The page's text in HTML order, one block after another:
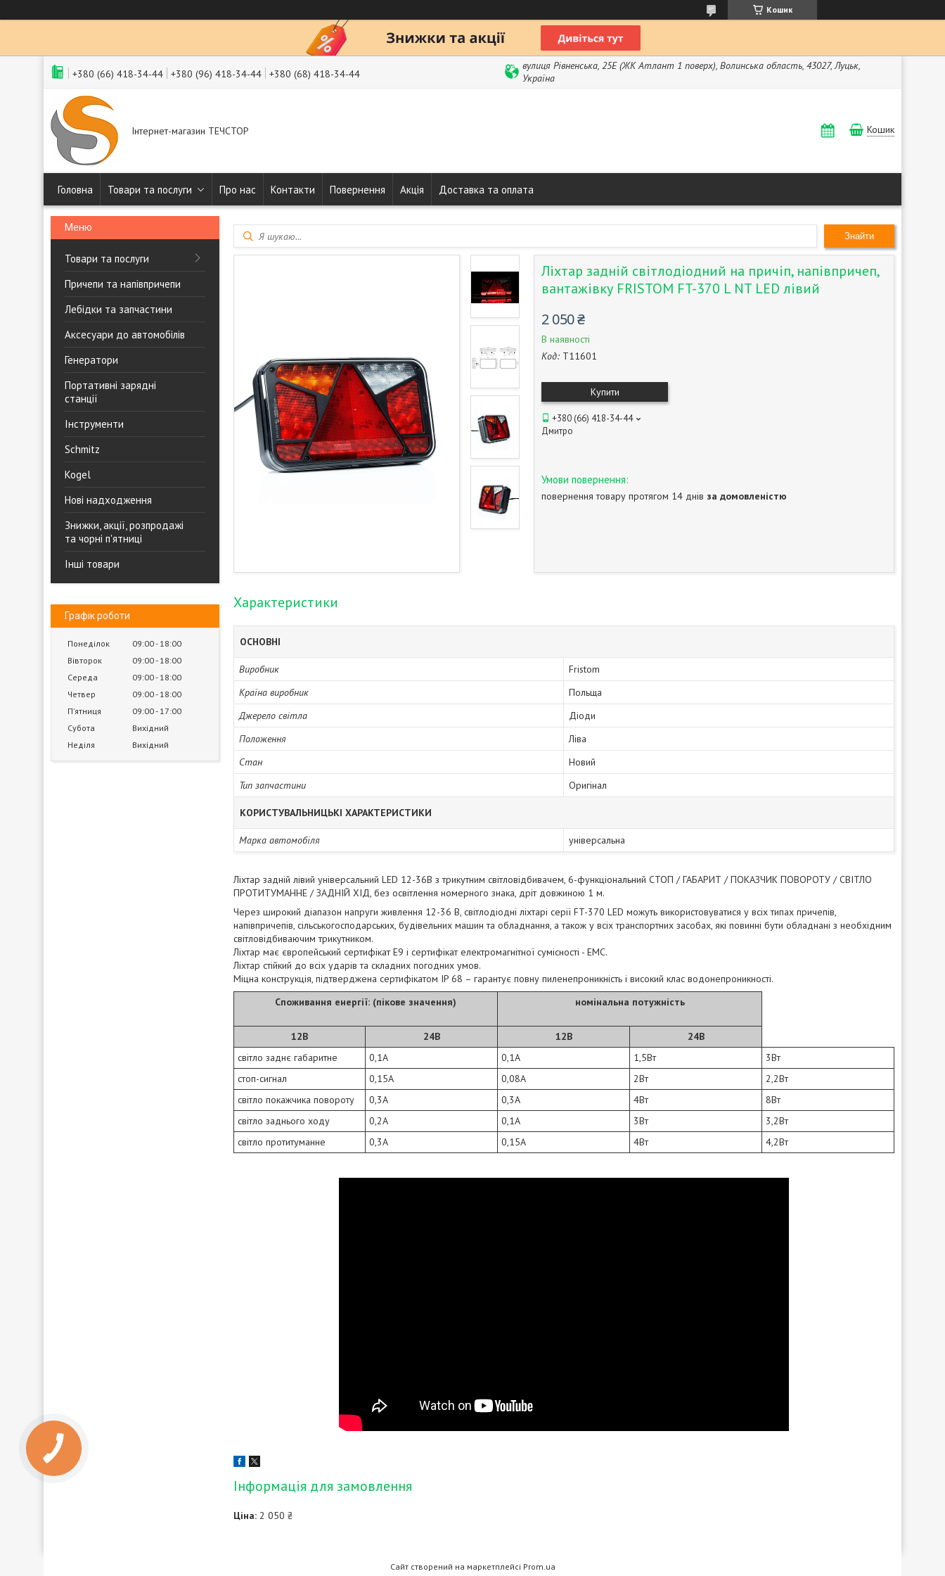
Кошик
+380 (66) 418-34-44 +380 (96) 418-34-44 +380 (68) 418-34-44
вулиця Рівненська, 25Е (ЖК Атлант 1 поверх), Волинська область, 43027, Луцьк,
Україна
Інтернет-магазин ТЕЧСТОР Кошик
Головна Товари та послуги Про нас Контакти Повернення Акція Доставка та оплата
Товари та послуги
Причепи та напівпричепи
Лебідки та запчастини
Аксесуари до автомобілів
Генератори
Портативні зарядні
станції
Інструменти
Schmitz
Kogel
Нові надходження
Знижки, акції, розпродажі
та чорні п'ятниці
Інші товари
Графік роботи
Понеділок 09:00 18:00
Вівторок
09:00 18:00
Середа
09:00 18:00
Четвер
09:00 18:00
Пʼятниця
09:00 17:00
Субота
Вихідний
Неділя
Вихідний
Знайти
Ліхтар задній світлодіодний на причіп, напівпричеп,
вантажівку FRISTOM FT-370 L NT LED лівий
2 050 ₴
В наявності
Код: T11601
Купити
+380 (66) 418-34-44
Дмитро
повернення товару протягом 14 днів за домовленістю
Характеристики
ОСНОВНІ
Виробник
Fristom
Країна виробник
Польща
Джерело світла
Діоди
Положення
Ліва
Стан
Новий
Тип запчастини
Оригінал
КОРИСТУВАЛЬНИЦЬКІ ХАРАКТЕРИСТИКИ
Марка автомобіля універсальна
Ліхтар задній лівий універсальний LED 12-36В з трикутним світловідбивачем, 6-функціональний СТОП / ГАБАРИТ / ПОКАЗЧИК ПОВОРОТУ / СВІТЛО
ПРОТИТУМАННЕ / ЗАДНІЙ ХІД, без освітлення номерного знака, дріт довжиною 1 м.
Через широкий діапазон напруги живлення 12-36 В, світлодіодні ліхтарі серії FT-370 LED можуть використовуватися у всіх типах причепів,
напівпричепів, сільськогосподарських, будівельних машин та обладнання, а також у всіх транспортних засобах, які повинні бути обладнані з необхідним
світловідбиваючим трикутником.
Ліхтар має європейський сертифікат E9 і сертифікат електромагнітної сумісності - EMC.
Ліхтар стійкий до всіх ударів та складних погодних умов.
Міцна конструкція, підтверджена сертифікатом IP 68 – гарантує повну пиленепроникність і високий клас водонепроникності.
Споживання енергії: (пікове значення)
номінальна потужність
12B 24B 12B
24B
світло заднє габаритне
0,1A 0,1A 1,5Вт
3Вт
стоп-сигнал
0,15A 0,08A 2Вт
2,2Вт
світло покажчика повороту
0,3A 0,3A 4Вт
8Вт
світло заднього ходу
0,2A 0,1A 3Вт
3,2Вт
світло протитуманне
0,3A 0,15A 4Вт 4,2Вт
Інформація для замовлення
Ціна: 2 050 ₴
Сайт створений на маркетплейсі Prom.ua